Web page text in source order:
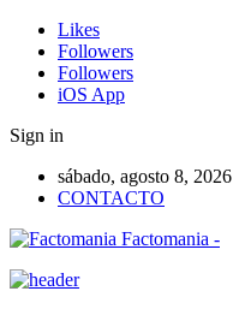
Likes
Followers
Followers
iOS App
Sign in
sábado, agosto 8, 2026
CONTACTO
Factomania -